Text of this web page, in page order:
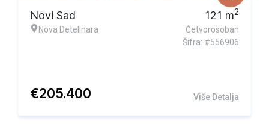
Novi Sad
Nova Detelinara
121 m2
Četvorosoban
Šifra: #556906
€205.400 Više Detalja